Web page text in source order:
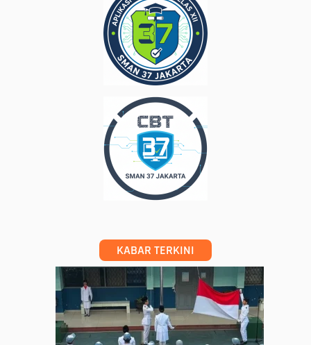
KABAR TERKINI